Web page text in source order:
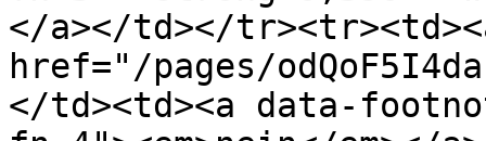
</a></td></
href="/pages/
</td><td><a data-